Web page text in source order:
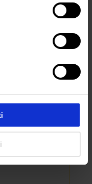
inerenti la